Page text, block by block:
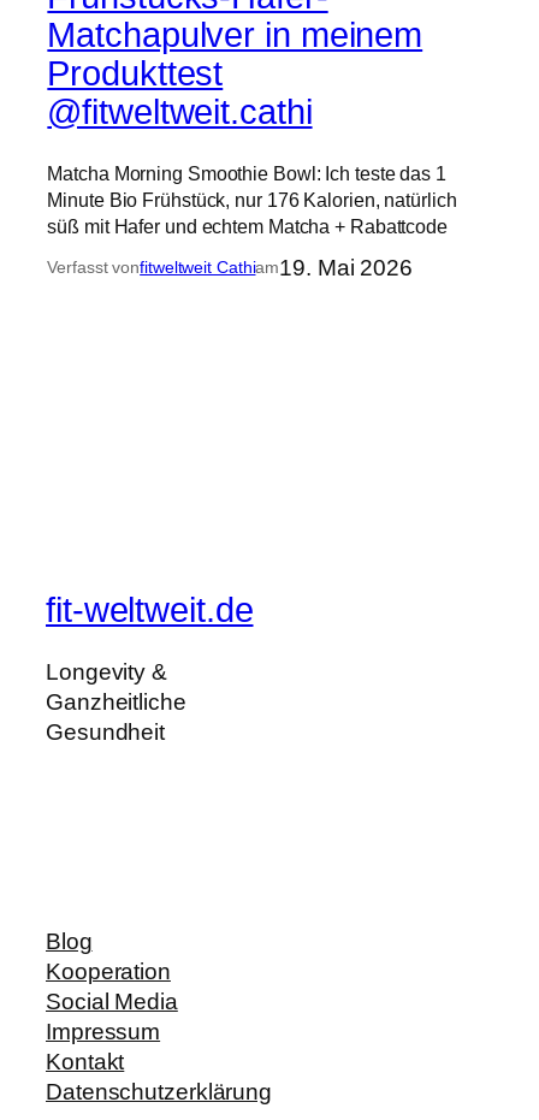
Matchapulver in meinem
Produkttest
@fitweltweit.cathi
Matcha Morning Smoothie Bowl: Ich teste das 1
Minute Bio Frühstück, nur 176 Kalorien, natürlich
süß mit Hafer und echtem Matcha + Rabattcode
Verfasst vonfitweltweit Cathiam19. Mai 2026
fit-weltweit.de
Longevity &
Ganzheitliche
Gesundheit
Blog
Kooperation
Social Media
Impressum
Kontakt
Datenschutzerklärung